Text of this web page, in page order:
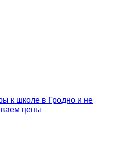
к школе в Гродно и не
цены